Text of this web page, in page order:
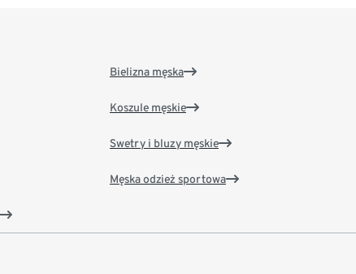
Bielizna męska
Koszule męskie
Swetry i bluzy męskie
Męska odzież sportowa